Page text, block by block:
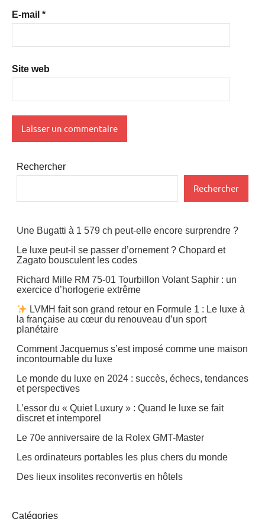
E-mail *
Site web
Rechercher
Rechercher
Une Bugatti à 1 579 ch peut-elle encore surprendre ?
Le luxe peut-il se passer d’ornement ? Chopard et
Zagato bousculent les codes
Richard Mille RM 75-01 Tourbillon Volant Saphir : un
exercice d’horlogerie extrême
LVMH fait son grand retour en Formule 1 : Le luxe à
la française au cœur du renouveau d’un sport
planétaire
Comment Jacquemus s’est imposé comme une maison
incontournable du luxe
Le monde du luxe en 2024 : succès, échecs, tendances
et perspectives
L’essor du « Quiet Luxury » : Quand le luxe se fait
discret et intemporel
Le 70e anniversaire de la Rolex GMT-Master
Les ordinateurs portables les plus chers du monde
Des lieux insolites reconvertis en hôtels
Catégories